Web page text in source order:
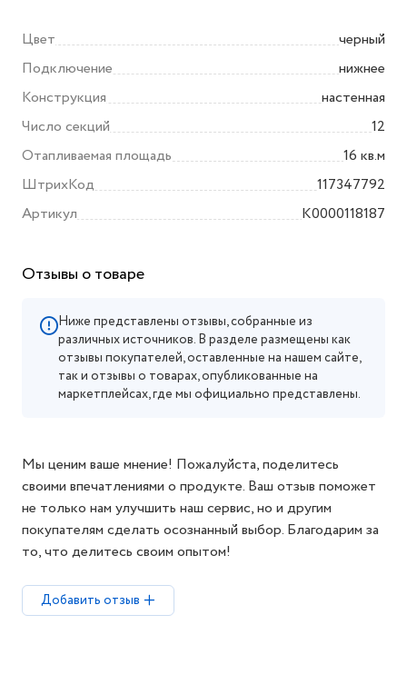
Цвет
черный
Подключение
нижнее
Конструкция
настенная
Число секций
12
Отапливаемая площадь
16 кв.м
ШтрихКод
117347792
Артикул
K0000118187
Отзывы о товаре
Ниже представлены отзывы, собранные из
различных источников. В разделе размещены как
отзывы покупателей, оставленные на нашем сайте,
так и отзывы о товарах, опубликованные на
маркетплейсах, где мы официально представлены.
Мы ценим ваше мнение! Пожалуйста, поделитесь
своими впечатлениями о продукте. Ваш отзыв поможет
не только нам улучшить наш сервис, но и другим
покупателям сделать осознанный выбор. Благодарим за
то, что делитесь своим опытом!
Добавить отзыв